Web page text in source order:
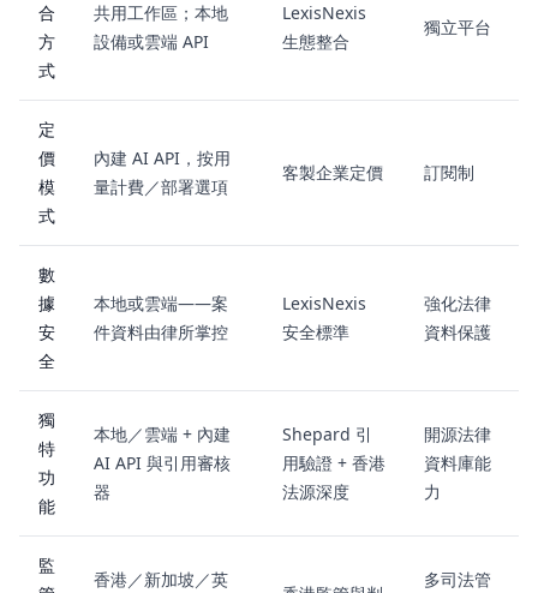
合
方
式
共用工作區；本地
設備或雲端 API
LexisNexis
生態整合
獨立平台
定
價
模
式
內建 AI API，按用
量計費／部署選項
客製企業定價 訂閱制
數
據
安
全
本地或雲端——案
件資料由律所掌控
LexisNexis
安全標準
強化法律
資料保護
獨
特
功
能
本地／雲端 + 內建
AI API 與引用審核
器
Shepard 引
用驗證 + 香港
法源深度
開源法律
資料庫能
力
監
香港／新加坡／英
多司法管